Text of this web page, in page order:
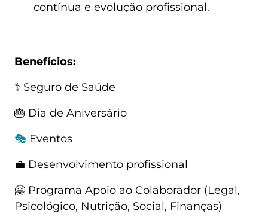
contínua e evolução profissional.
Benefícios:
⚕️ Seguro de Saúde
🎂 Dia de Aniversário
🎭 Eventos
💼 Desenvolvimento profissional
🤗 Programa Apoio ao Colaborador (Legal,
Psicológico, Nutrição, Social, Finanças)